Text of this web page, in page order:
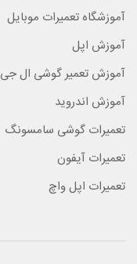
آموزشگاه تعمیرات موبایل
آموزش اپل
آموزش تعمیر گوشی ال جی
آموزش اندروید
تعمیرات گوشی سامسونگ
تعمیرات آیفون
تعمیرات اپل واچ